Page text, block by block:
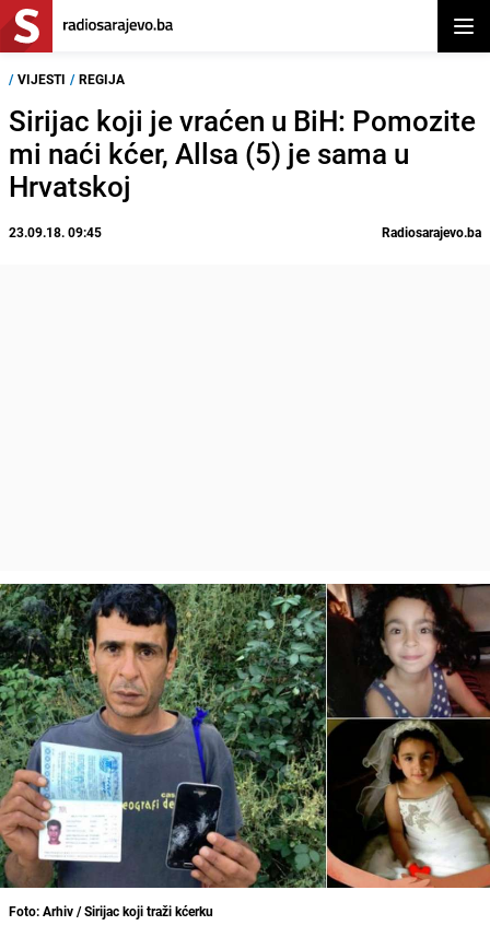
/ VIJESTI / REGIJA
Sirijac koji je vraćen u BiH: Pomozite
mi naći kćer, Allsa (5) je sama u
Hrvatskoj
23.09.18. 09:45 Radiosarajevo.ba
Foto: Arhiv / Sirijac koji traži kćerku